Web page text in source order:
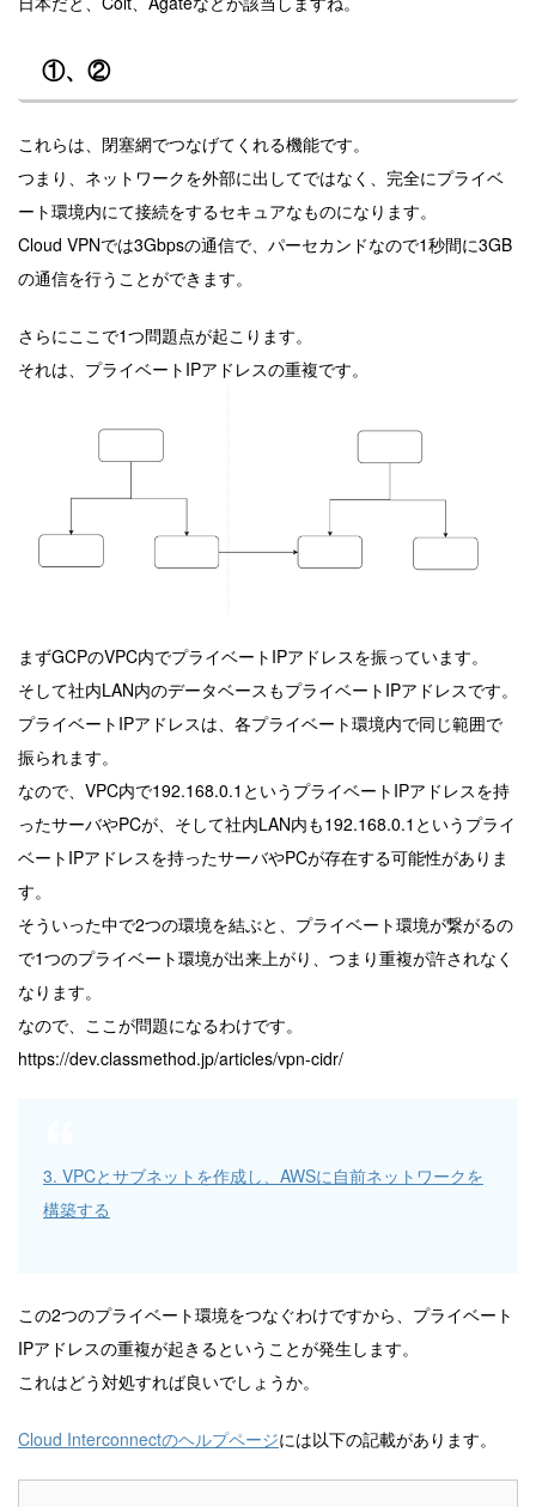
①、②
これらは、閉塞網でつなげてくれる機能です。
つまり、ネットワークを外部に出してではなく、完全にプライベ
ート環境内にて接続をするセキュアなものになります。
Cloud VPNでは3Gbpsの通信で、パーセカンドなので1秒間に3GB
の通信を行うことができます。
さらにここで1つ問題点が起こります。
それは、プライベートIPアドレスの重複です。
まずGCPのVPC内でプライベートIPアドレスを振っています。
そして社内LAN内のデータベースもプライベートIPアドレスです。
プライベートIPアドレスは、各プライベート環境内で同じ範囲で
振られます。
なので、VPC内で192.168.0.1というプライベートIPアドレスを持
ったサーバやPCが、そして社内LAN内も192.168.0.1というプライ
ベートIPアドレスを持ったサーバやPCが存在する可能性がありま
す。
そういった中で2つの環境を結ぶと、プライベート環境が繋がるの
で1つのプライベート環境が出来上がり、つまり重複が許されなく
なります。
なので、ここが問題になるわけです。
https://dev.classmethod.jp/articles/vpn-cidr/
3. VPCとサブネットを作成し、AWSに自前ネットワークを
構築する
この2つのプライベート環境をつなぐわけですから、プライベート
IPアドレスの重複が起きるということが発生します。
これはどう対処すれば良いでしょうか。
Cloud Interconnectのヘルプページには以下の記載があります。